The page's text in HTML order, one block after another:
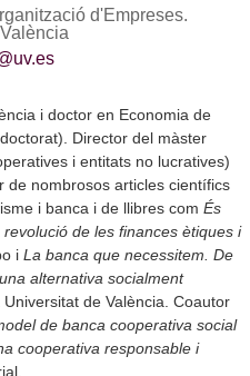
d'Empreses.
i doctor en Economia de
Director del màster
i entitats no lucratives)
de nombrosos articles científics
i banca i de llibres com És
de les finances ètiques i
i La banca que necessitem. De
alternativa socialment
de València. Coautor
de banca cooperativa social
cooperativa responsable i